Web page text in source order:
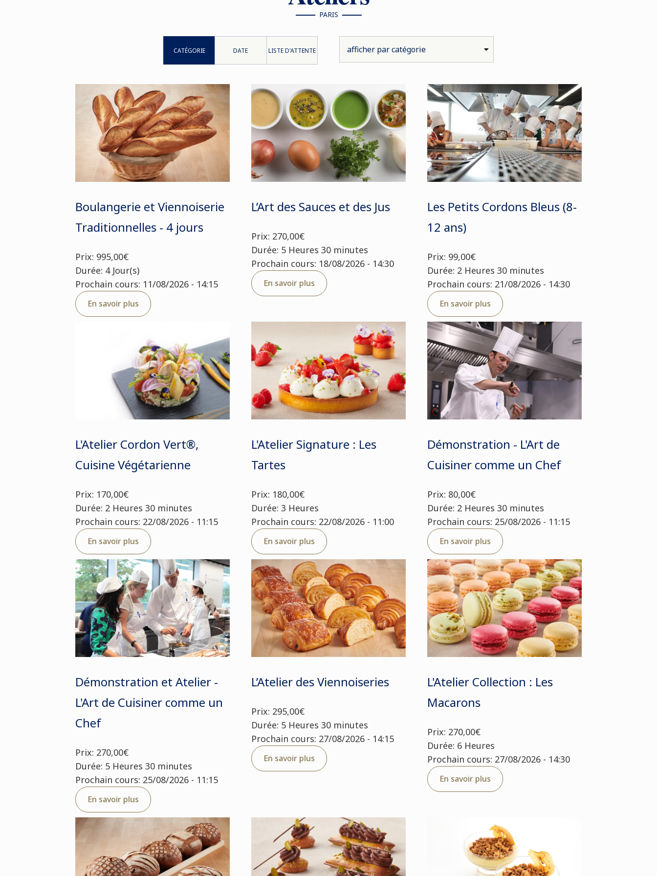
PARIS
CATÉGORIE DATE LISTE D'ATTENTE
Boulangerie et Viennoiserie
Traditionnelles - 4 jours
Prix: 995,00€
Durée: 4 Jour(s)
Prochain cours: 11/08/2026 - 14:15
En savoir plus
L’Art des Sauces et des Jus
Prix: 270,00€
Durée: 5 Heures 30 minutes
Prochain cours: 18/08/2026 - 14:30
En savoir plus
Les Petits Cordons Bleus (8-
12 ans)
Prix: 99,00€
Durée: 2 Heures 30 minutes
Prochain cours: 21/08/2026 - 14:30
En savoir plus
L'Atelier Cordon Vert®,
Cuisine Végétarienne
Prix: 170,00€
Durée: 2 Heures 30 minutes
Prochain cours: 22/08/2026 - 11:15
En savoir plus
L'Atelier Signature : Les
Tartes
Prix: 180,00€
Durée: 3 Heures
Prochain cours: 22/08/2026 - 11:00
En savoir plus
Démonstration - L'Art de
Cuisiner comme un Chef
Prix: 80,00€
Durée: 2 Heures 30 minutes
Prochain cours: 25/08/2026 - 11:15
En savoir plus
Démonstration et Atelier -
L'Art de Cuisiner comme un
Chef
Prix: 270,00€
Durée: 5 Heures 30 minutes
Prochain cours: 25/08/2026 - 11:15
En savoir plus
L’Atelier des Viennoiseries
Prix: 295,00€
Durée: 5 Heures 30 minutes
Prochain cours: 27/08/2026 - 14:15
En savoir plus
L'Atelier Collection : Les
Macarons
Prix: 270,00€
Durée: 6 Heures
Prochain cours: 27/08/2026 - 14:30
En savoir plus